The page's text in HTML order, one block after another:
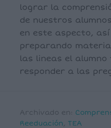
lograr la
de nuestros
en este aspecto, así
preparando
las lineas el alumno
responder a las
Archivado en:
Reeduación, TEA